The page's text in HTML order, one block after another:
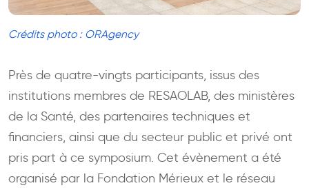
Crédits photo : ORAgency
Près de quatre-vingts participants, issus des
institutions membres de RESAOLAB, des ministères
de la Santé, des partenaires techniques et
financiers, ainsi que du secteur public et privé ont
pris part à ce symposium. Cet évènement a été
organisé par la Fondation Mérieux et le réseau